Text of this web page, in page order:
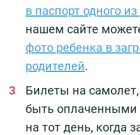
в паспорт одного
нашем сайте
фото ребенка в
родителей.
Билеты на
быть
на тот день, когда